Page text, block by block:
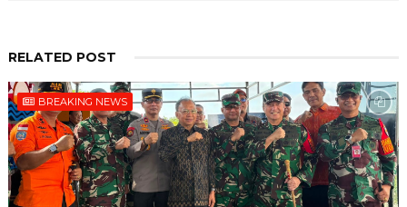
RELATED POST
BREAKING NEWS